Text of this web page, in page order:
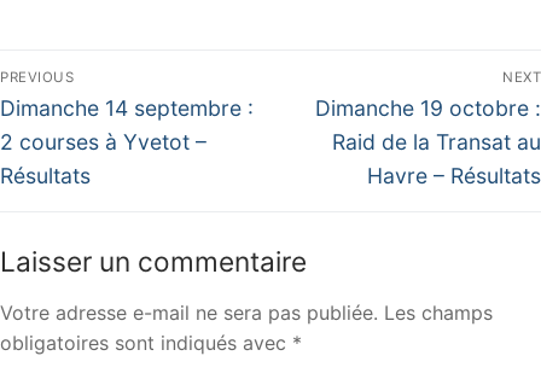
Navigation
de
l’article
PREVIOUS
Previous
post:
Dimanche 14 septembre :
2 courses à Yvetot –
Résultats
NEXT
Next
post:
Dimanche 19 octobre :
Raid de la Transat au
Havre – Résultats
Laisser un commentaire
Votre adresse e-mail ne sera pas publiée. Les champs
obligatoires sont indiqués avec *